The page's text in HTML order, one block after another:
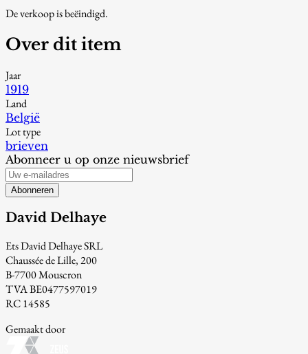
De verkoop is beëindigd.
Over dit item
Jaar
1919
Land
België
Lot type
brieven
Abonneer u op onze nieuwsbrief
Abonneren
David Delhaye
Ets David Delhaye SRL
Chaussée de Lille, 200
B-7700 Mouscron
TVA BE0477597019
RC 14585
Gemaakt door